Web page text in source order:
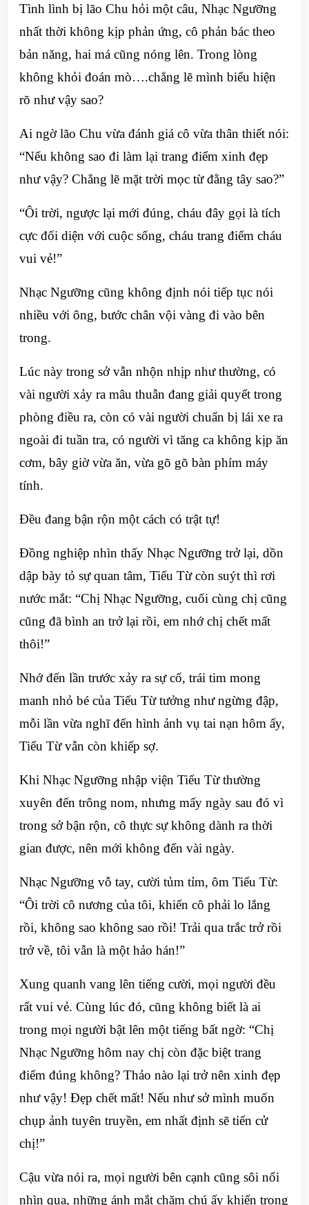
Tình lình bị lão Chu hỏi một câu, Nhạc Ngưỡng
nhất thời không kịp phản ứng, cô phản bác theo
bản năng, hai má cũng nóng lên. Trong lòng
không khỏi đoán mò….chẳng lẽ mình biểu hiện
rõ như vậy sao?
Ai ngờ lão Chu vừa đánh giá cô vừa thân thiết nói:
“Nếu không sao đi làm lại trang điểm xinh đẹp
như vậy? Chẳng lẽ mặt trời mọc từ đằng tây sao?”
“Ôi trời, ngược lại mới đúng, cháu đây gọi là tích
cực đối diện với cuộc sống, cháu trang điểm cháu
vui vẻ!”
Nhạc Ngưỡng cũng không định nói tiếp tục nói
nhiều với ông, bước chân vội vàng đi vào bên
trong.
Lúc này trong sở vẫn nhộn nhịp như thường, có
vài người xảy ra mâu thuẫn đang giải quyết trong
phòng điều ra, còn có vài người chuẩn bị lái xe ra
ngoài đi tuần tra, có người vì tăng ca không kịp ăn
cơm, bây giờ vừa ăn, vừa gõ gõ bàn phím máy
tính.
Đều đang bận rộn một cách có trật tự!
Đồng nghiệp nhìn thấy Nhạc Ngưỡng trở lại, dồn
dập bày tỏ sự quan tâm, Tiểu Từ còn suýt thì rơi
nước mắt: “Chị Nhạc Ngưỡng, cuối cùng chị cũng
cũng đã bình an trở lại rồi, em nhớ chị chết mất
thôi!”
Nhớ đến lần trước xảy ra sự cố, trái tim mong
manh nhỏ bé của Tiểu Từ tưởng như ngừng đập,
mỗi lần vừa nghĩ đến hình ảnh vụ tai nạn hôm ấy,
Tiểu Từ vẫn còn khiếp sợ.
Khi Nhạc Ngưỡng nhập viện Tiểu Từ thường
xuyên đến trông nom, nhưng mấy ngày sau đó vì
trong sở bận rộn, cô thực sự không dành ra thời
gian được, nên mới không đến vài ngày.
Nhạc Ngưỡng vỗ tay, cười tủm tỉm, ôm Tiểu Từ:
“Ôi trời cô nương của tôi, khiến cô phải lo lắng
rồi, không sao không sao rồi! Trải qua trắc trở rồi
trở về, tôi vẫn là một hảo hán!”
Xung quanh vang lên tiếng cười, mọi người đều
rất vui vẻ. Cùng lúc đó, cũng không biết là ai
trong mọi người bật lên một tiếng bất ngờ: “Chị
Nhạc Ngưỡng hôm nay chị còn đặc biệt trang
điểm đúng không? Thảo nào lại trở nên xinh đẹp
như vậy! Đẹp chết mất! Nếu như sở mình muốn
chụp ảnh tuyên truyền, em nhất định sẽ tiến cử
chị!”
Cậu vừa nói ra, mọi người bên cạnh cũng sôi nổi
nhìn qua, những ánh mắt chăm chú ấy khiến trong